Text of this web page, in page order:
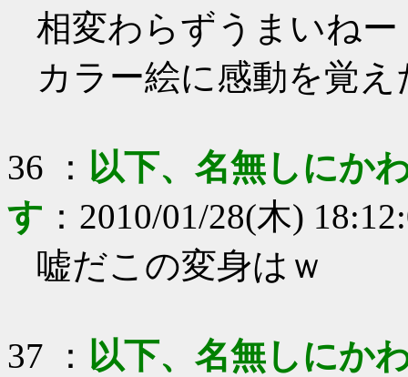
相変わらずうまいねー
カラー絵に感動を覚え
36 ： 以下、名無しにか
す ： 2010/01/28(木)
嘘だこの変身はｗ
37 ： 以下、名無しにか